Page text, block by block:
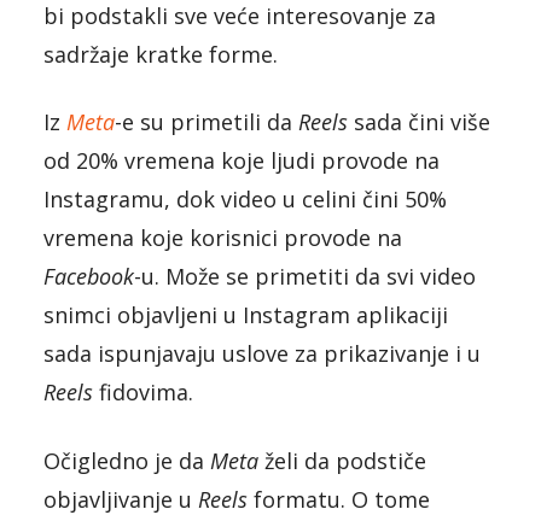
bi podstakli sve veće interesovanje za
sadržaje kratke forme.
IzMeta-e su primetili daReels sada čini više
od 20% vremena koje ljudi provode na
Instagramu, dok video u celini čini 50%
vremena koje korisnici provode na
Facebook-u. Može se primetiti da svi video
snimci objavljeni u Instagram aplikaciji
sada ispunjavaju uslove za prikazivanje i u
Reels fidovima.
Očigledno je da Meta želi da podstiče
objavljivanje u Reels formatu. O tome